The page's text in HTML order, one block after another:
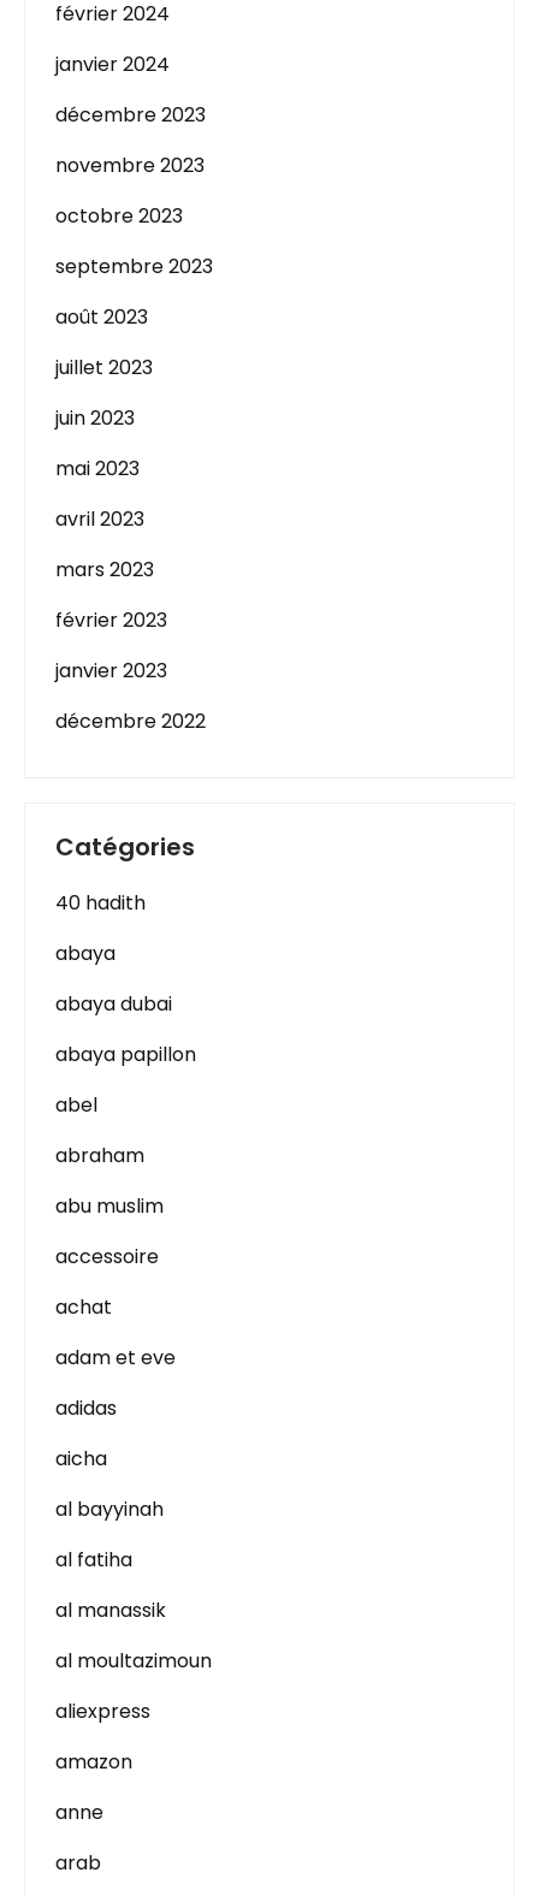
février 2024
janvier 2024
décembre 2023
novembre 2023
octobre 2023
septembre 2023
août 2023
juillet 2023
juin 2023
mai 2023
avril 2023
mars 2023
février 2023
janvier 2023
décembre 2022
Catégories
40 hadith
abaya
abaya dubai
abaya papillon
abel
abraham
abu muslim
accessoire
achat
adam et eve
adidas
aicha
al bayyinah
al fatiha
al manassik
al moultazimoun
aliexpress
amazon
anne
arab